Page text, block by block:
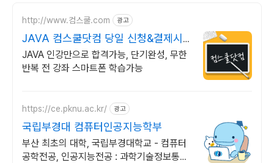
http://www.컴스쿨.com 광고
JAVA 컴스쿨닷컴 당일 신청&결제시
기프티콘!
JAVA 인강만으로 합격가능, 단기완성, 무한
반복 전 강좌 스마트폰 학습가능
https://ce.pknu.ac.kr/ 광고
국립부경대 컴퓨터인공지능학부
부산 최초의 대학, 국립부경대학교 - 컴퓨터
공학전공, 인공지능전공 : 과학기술정보통신